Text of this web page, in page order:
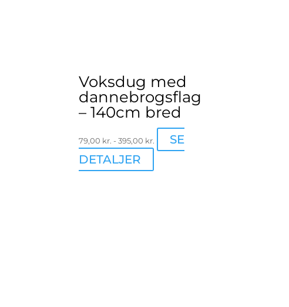
Voksdug med
dannebrogsflag
– 140cm bred
79,00 kr. -395,00 kr.
SE
DETALJER
vare